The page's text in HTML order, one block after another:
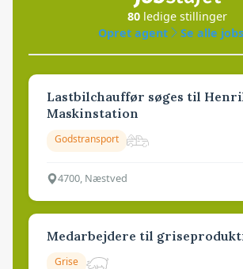
80 ledige stillinger
Opret agent
Se alle jobs
Lastbilchauffør søges til
Maskinstation
Godstransport
4700, Næstved
Medarbejdere til
Grise